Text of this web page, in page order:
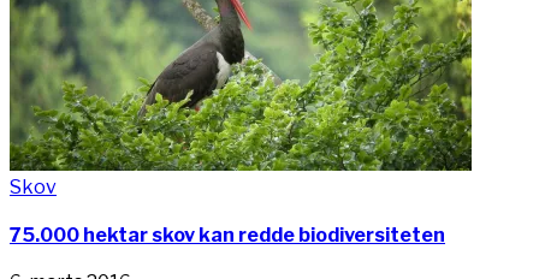
Skov
75.000 hektar skov kan redde biodiversiteten